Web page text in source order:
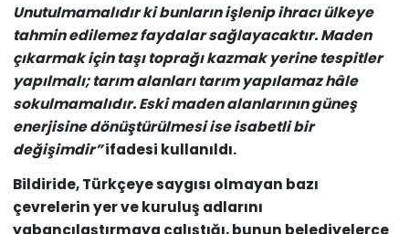
Unutulmamalıdır ki bunların işlenip ihracı ülkeye
tahmin edilemez faydalar sağlayacaktır. Maden
çıkarmak için taşı toprağı kazmak yerine tespitler
yapılmalı; tarım alanları tarım yapılamaz hâle
sokulmamalıdır. Eski maden alanlarının güneş
enerjisine dönüştürülmesi ise isabetli bir
değişimdir”ifadesi kullanıldı.
Bildiride, Türkçeye saygısı olmayan bazı
çevrelerin yer ve kuruluş adlarını